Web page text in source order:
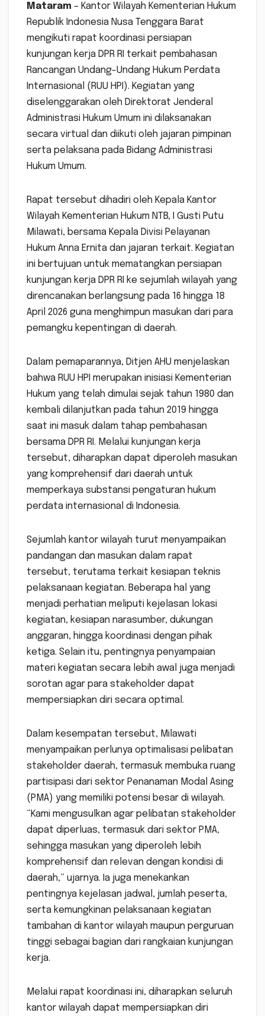
Mataram – Kantor Wilayah Kementerian Hukum
Republik Indonesia Nusa Tenggara Barat
mengikuti rapat koordinasi persiapan
kunjungan kerja DPR RI terkait pembahasan
Rancangan Undang-Undang Hukum Perdata
Internasional (RUU HPI). Kegiatan yang
diselenggarakan oleh Direktorat Jenderal
Administrasi Hukum Umum ini dilaksanakan
secara virtual dan diikuti oleh jajaran pimpinan
serta pelaksana pada Bidang Administrasi
Hukum Umum.
Rapat tersebut dihadiri oleh Kepala Kantor
Wilayah Kementerian Hukum NTB, I Gusti Putu
Milawati, bersama Kepala Divisi Pelayanan
Hukum Anna Ernita dan jajaran terkait. Kegiatan
ini bertujuan untuk mematangkan persiapan
kunjungan kerja DPR RI ke sejumlah wilayah yang
direncanakan berlangsung pada 16 hingga 18
April 2026 guna menghimpun masukan dari para
pemangku kepentingan di daerah.
Dalam pemaparannya, Ditjen AHU menjelaskan
bahwa RUU HPI merupakan inisiasi Kementerian
Hukum yang telah dimulai sejak tahun 1980 dan
kembali dilanjutkan pada tahun 2019 hingga
saat ini masuk dalam tahap pembahasan
bersama DPR RI. Melalui kunjungan kerja
tersebut, diharapkan dapat diperoleh masukan
yang komprehensif dari daerah untuk
memperkaya substansi pengaturan hukum
perdata internasional di Indonesia.
Sejumlah kantor wilayah turut menyampaikan
pandangan dan masukan dalam rapat
tersebut, terutama terkait kesiapan teknis
pelaksanaan kegiatan. Beberapa hal yang
menjadi perhatian meliputi kejelasan lokasi
kegiatan, kesiapan narasumber, dukungan
anggaran, hingga koordinasi dengan pihak
ketiga. Selain itu, pentingnya penyampaian
materi kegiatan secara lebih awal juga menjadi
sorotan agar para stakeholder dapat
mempersiapkan diri secara optimal.
Dalam kesempatan tersebut, Milawati
menyampaikan perlunya optimalisasi pelibatan
stakeholder daerah, termasuk membuka ruang
partisipasi dari sektor Penanaman Modal Asing
(PMA) yang memiliki potensi besar di wilayah.
“Kami mengusulkan agar pelibatan stakeholder
dapat diperluas, termasuk dari sektor PMA,
sehingga masukan yang diperoleh lebih
komprehensif dan relevan dengan kondisi di
daerah,” ujarnya. Ia juga menekankan
pentingnya kejelasan jadwal, jumlah peserta,
serta kemungkinan pelaksanaan kegiatan
tambahan di kantor wilayah maupun perguruan
tinggi sebagai bagian dari rangkaian kunjungan
kerja.
Melalui rapat koordinasi ini, diharapkan seluruh
kantor wilayah dapat mempersiapkan diri